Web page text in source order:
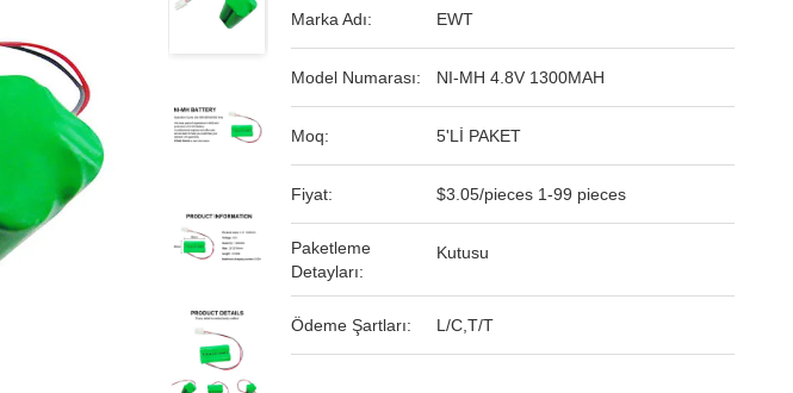
Marka Adı: EWT
Model Numarası: NI-MH 4.8V 1300MAH
Moq: 5'Lİ PAKET
Fiyat: $3.05/pieces 1-99 pieces
Paketleme
Detayları:
Kutusu
Ödeme Şartları: L/C,T/T